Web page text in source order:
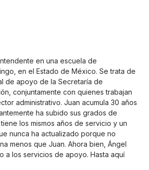
en una escuela de
en el Estado de México. Se trata de
de apoyo de la Secretaría de
conjuntamente con quienes trabajan
administrativo. Juan acumula 30 años
ha subido sus grados de
los mismos años de servicio y un
nunca ha actualizado porque no
menos que Juan. Ahora bien, Ángel
a los servicios de apoyo. Hasta aquí